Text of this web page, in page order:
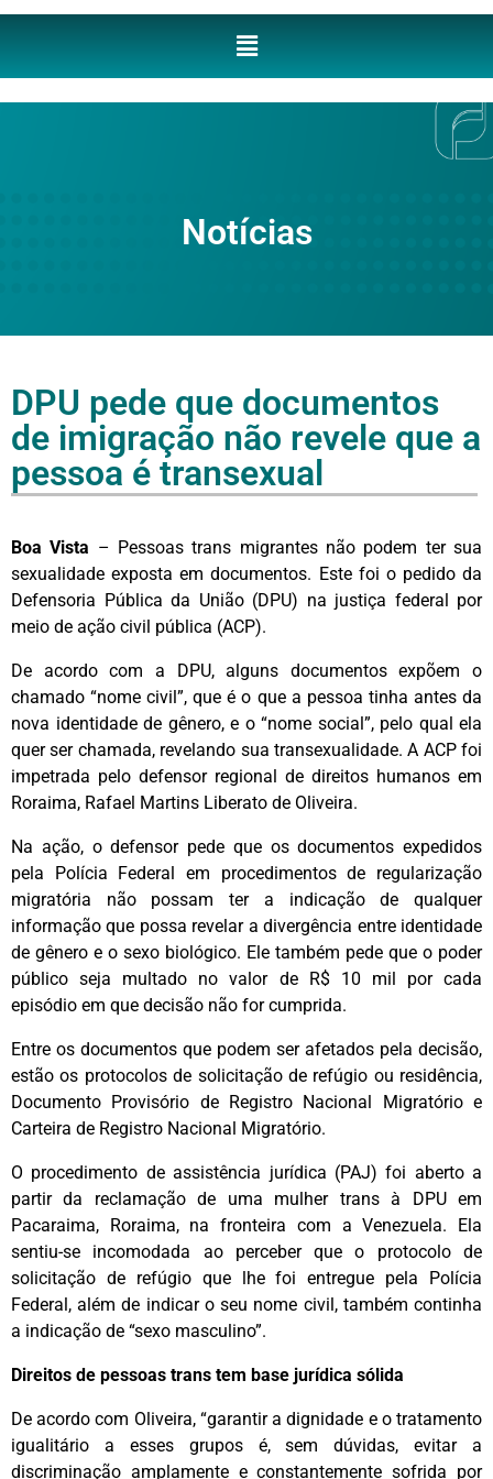
Notícias
DPU pede que documentos
de imigração não revele que a
pessoa é transexual
Boa Vista – Pessoas trans migrantes não podem ter sua
sexualidade exposta em documentos. Este foi o pedido da
Defensoria Pública da União (DPU) na justiça federal por
meio de ação civil pública (ACP).
De acordo com a DPU, alguns documentos expõem o
chamado “nome civil”, que é o que a pessoa tinha antes da
nova identidade de gênero, e o “nome social”, pelo qual ela
quer ser chamada, revelando sua transexualidade. A ACP foi
impetrada pelo defensor regional de direitos humanos em
Roraima, Rafael Martins Liberato de Oliveira.
Na ação, o defensor pede que os documentos expedidos
pela Polícia Federal em procedimentos de regularização
migratória não possam ter a indicação de qualquer
informação que possa revelar a divergência entre identidade
de gênero e o sexo biológico. Ele também pede que o poder
público seja multado no valor de R$ 10 mil por cada
episódio em que decisão não for cumprida.
Entre os documentos que podem ser afetados pela decisão,
estão os protocolos de solicitação de refúgio ou residência,
Documento Provisório de Registro Nacional Migratório e
Carteira de Registro Nacional Migratório.
O procedimento de assistência jurídica (PAJ) foi aberto a
partir da reclamação de uma mulher trans à DPU em
Pacaraima, Roraima, na fronteira com a Venezuela. Ela
sentiu-se incomodada ao perceber que o protocolo de
solicitação de refúgio que lhe foi entregue pela Polícia
Federal, além de indicar o seu nome civil, também continha
a indicação de “sexo masculino”.
Direitos de pessoas trans tem base jurídica sólida
De acordo com Oliveira, “garantir a dignidade e o tratamento
igualitário a esses grupos é, sem dúvidas, evitar a
discriminação amplamente e constantemente sofrida por